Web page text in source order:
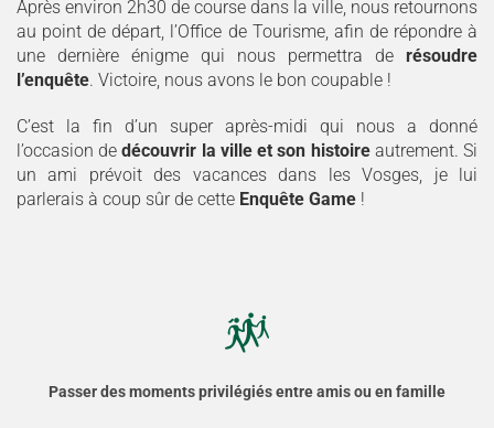
Après environ 2h30 de course dans la ville, nous retournons
au point de départ, l’Office de Tourisme, afin de répondre à
une dernière énigme qui nous permettra de résoudre
l’enquête. Victoire, nous avons le bon coupable !
C’est la fin d’un super après-midi qui nous a donné
l’occasion dedécouvrir la ville et son histoireautrement. Si
un ami prévoit des vacances dans les Vosges, je lui
parlerais à coup sûr de cette Enquête Game !
Passer des moments privilégiés entre amis ou en famille